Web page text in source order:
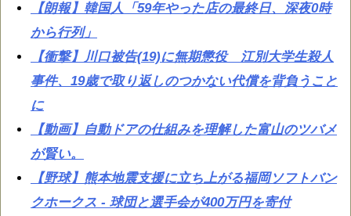
【朗報】韓国人「59年やった店の最終日、深夜0時
から行列」
【衝撃】川口被告(19)に無期懲役 江別大学生殺人
事件、19歳で取り返しのつかない代償を背負うこと
に
【動画】自動ドアの仕組みを理解した富山のツバメ
が賢い。
【野球】熊本地震支援に立ち上がる福岡ソフトバン
クホークス - 球団と選手会が400万円を寄付